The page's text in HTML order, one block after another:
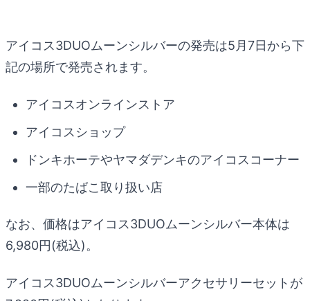
アイコス3DUOムーンシルバーの発売は5月7日から下
記の場所で発売されます。
アイコスオンラインストア
アイコスショップ
ドンキホーテやヤマダデンキのアイコスコーナー
一部のたばこ取り扱い店
なお、価格はアイコス3DUOムーンシルバー本体は
6,980円(税込)。
アイコス3DUOムーンシルバーアクセサリーセットが